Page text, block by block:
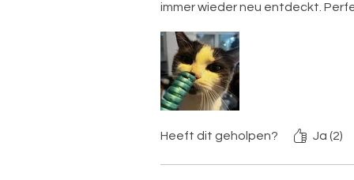
immer wieder neu entdeckt.
Heeft dit geholpen? Ja (2)